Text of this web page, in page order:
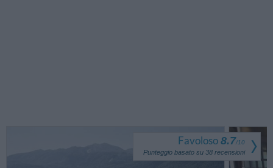
Favoloso 8.7/10
Punteggio basato su 38 recensioni